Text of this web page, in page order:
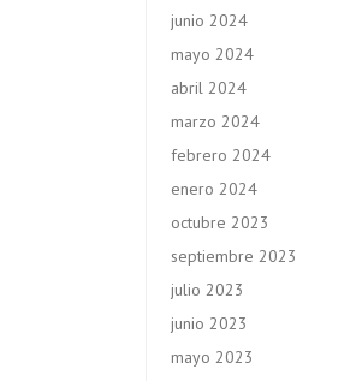
junio 2024
mayo 2024
abril 2024
marzo 2024
febrero 2024
enero 2024
octubre 2023
septiembre 2023
julio 2023
junio 2023
mayo 2023